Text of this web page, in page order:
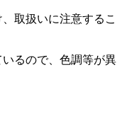
取扱いに注意するこ
るので、色調等が異